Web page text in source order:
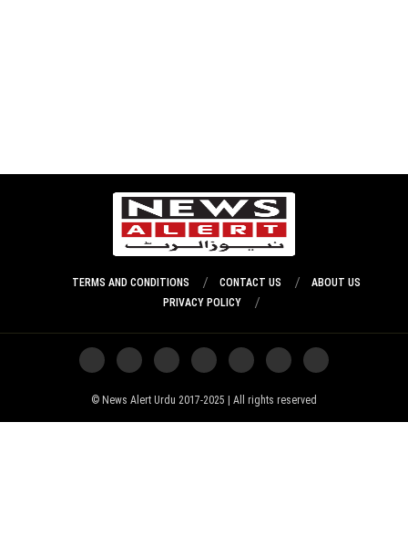
ABOUT US
CONTACT US
TERMS AND CONDITIONS
PRIVACY POLICY
News Alert Urdu 2017-2025 | All rights reserved ©